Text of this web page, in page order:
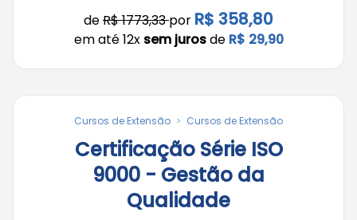
deR$ 1773,33por R$ 358,80
em até 12x sem jurosde R$ 29,90
Cursos de Extensão Cursos de Extensão
Certificação Série ISO
9000 - Gestão da
Qualidade